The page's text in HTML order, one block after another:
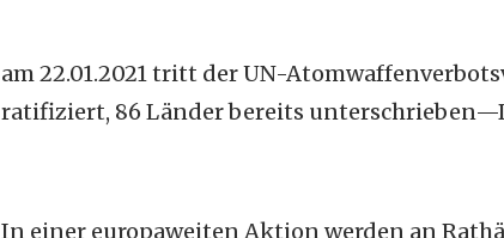
am 22.01.2021 tritt der UN-
ratifiziert, 86 Länder bereits
In einer europaweiten Aktion werden an